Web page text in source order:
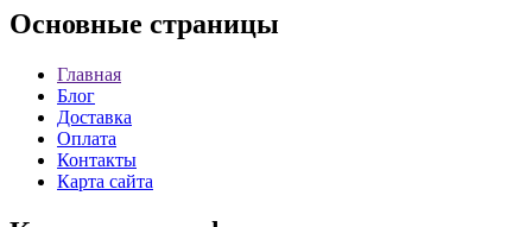
Основные страницы
Главная
Блог
Доставка
Оплата
Контакты
Карта сайта